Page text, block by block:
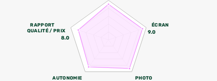
ÉCRAN
9.0
PHOTO
AUTONOMIE
RAPPORT
QUALITÉ / PRIX
8.0